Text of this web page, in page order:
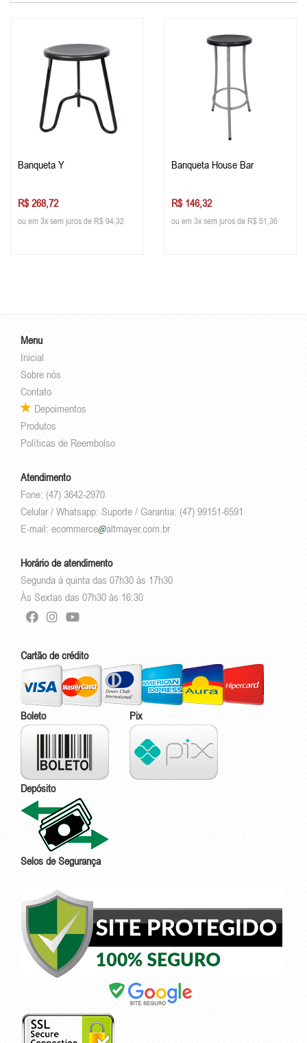
Banqueta Y
R$ 268,72
ou em 3x sem juros de R$ 94,32
Banqueta House Bar
R$ 146,32
ou em 3x sem juros de R$ 51,36
Menu
Inicial
Sobre nós
Contato
Depoimentos
Produtos
Políticas de Reembolso
Atendimento
Fone: (47) 3642-2970
Celular / Whatsapp: Suporte / Garantia: (47) 99151-6591
E-mail: ecommerce altmayer.com.br
Horário de atendimento
Segunda à quinta das 07h30 às 17h30
Às Sextas das 07h30 às 16:30
Cartão de crédito
Boleto Pix
Depósito
Selos de Segurança